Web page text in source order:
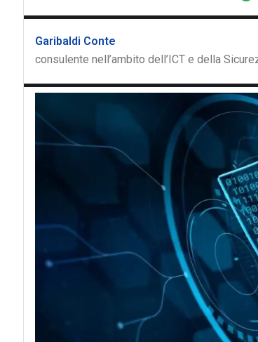
Garibaldi Conte
consulente nell’ambito dell’ICT e della